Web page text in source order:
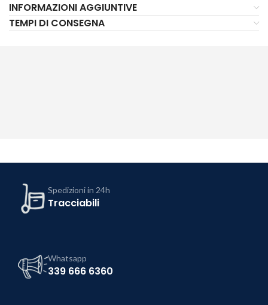
INFORMAZIONI AGGIUNTIVE
TEMPI DI CONSEGNA
Spedizioni in 24h
Tracciabili
Whatsapp
339 666 6360